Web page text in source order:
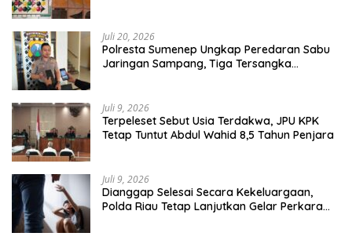
Juli 20, 2026
Polresta Sumenep Ungkap Peredaran Sabu
Jaringan Sampang, Tiga Tersangka
Juli 9, 2026
Terpeleset Sebut Usia Terdakwa, JPU KPK
Tetap Tuntut Abdul Wahid 8,5 Tahun Penjara
Juli 9, 2026
Dianggap Selesai Secara Kekeluargaan,
Polda Riau Tetap Lanjutkan Gelar Perkara